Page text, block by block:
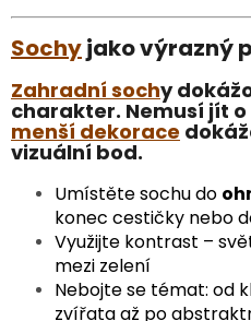
Sochyjako výrazný
Zahradní sochy
charakter. Nemusí jít
menší dekorace
vizuální bod.
Umístěte sochu do
konec cestičky nebo
Využijte kontrast –
mezi zelení
Nebojte se témat: od
zvířata až po